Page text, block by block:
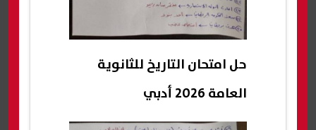
حل امتحان التاريخ للثانوية
العامة 2026 أدبي